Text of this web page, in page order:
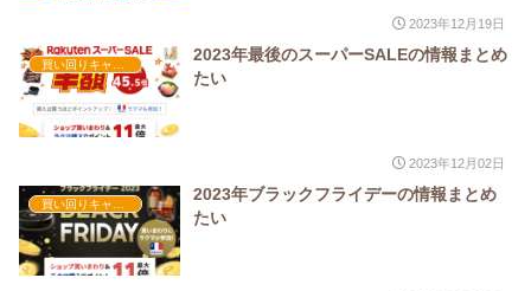
2023年12月19日
2023年最後のスーパーSALEの情報まとめ
たい
2023年12月02日
2023年ブラックフライデーの情報まとめ
たい